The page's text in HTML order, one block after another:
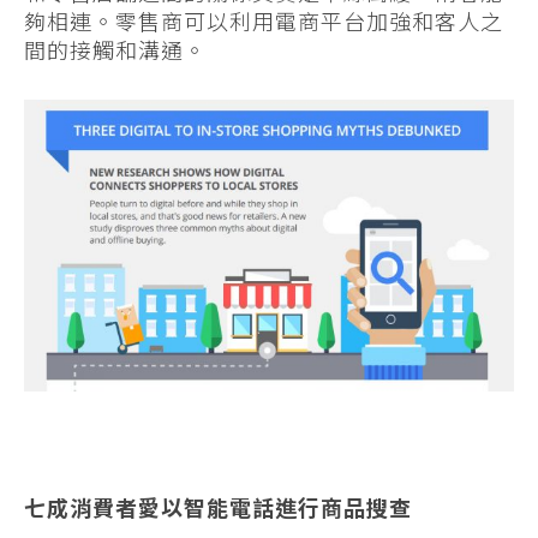
夠相連。零售商可以利用電商平台加強和客人之
間的接觸和溝通。
七成消費者愛以智能電話進行商品搜查